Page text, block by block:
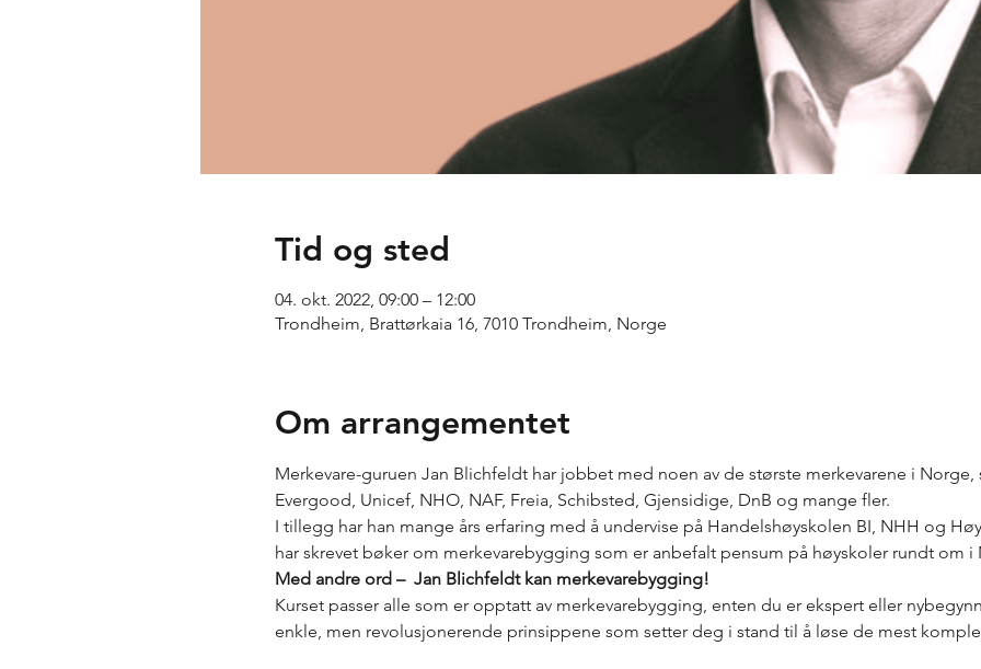
Tid og sted
04. okt. 2022, 09:00 – 12:00
Trondheim, Brattørkaia 16, 7010 Trondheim, Norge
Om arrangementet
Merkevare-guruen Jan Blichfeldt har jobbet med noen av de største merkevarene i Norge,
Evergood, Unicef, NHO, NAF, Freia, Schibsted, Gjensidige, DnB og mange fler.
I tillegg har han mange års erfaring med å undervise på Handelshøyskolen BI, NHH og
har skrevet bøker om merkevarebygging som er anbefalt pensum på høyskoler rundt om i
Med andre ord –  Jan Blichfeldt kan merkevarebygging!
Kurset passer alle som er opptatt av merkevarebygging, enten du er ekspert eller
enkle, men revolusjonerende prinsippene som setter deg i stand til å løse de mest